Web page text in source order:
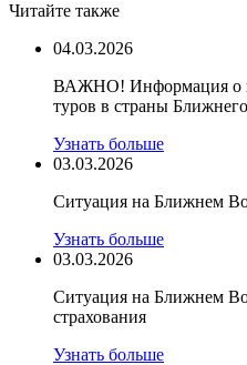
Читайте также
04.03.2026
ВАЖНО! Информация о
туров в страны
Узнать больше
03.03.2026
Ситуация на Ближнем
Узнать больше
03.03.2026
Ситуация на Ближнем
страхования
Узнать больше